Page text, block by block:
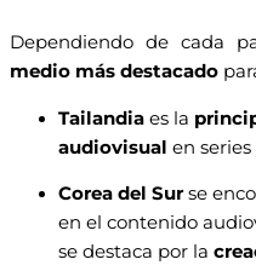
Dependiendo de cada
medio más destacado
Tailandia es la
audiovisual en
Corea del Surse
en el contenido
se destaca por la